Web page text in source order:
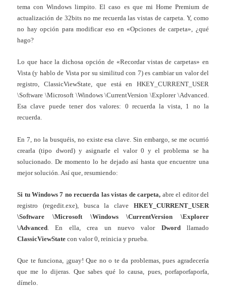
tema con Windows limpito. El caso es que mi Home Premium de
actualización de 32bits no me recuerda las vistas de carpeta. Y, como
no hay opción para modificar eso en «Opciones de carpeta», ¿qué
hago?
Lo que hace la dichosa opción de «Recordar vistas de carpetas» en
Vista (y hablo de Vista por su similitud con 7) es cambiar un valor del
registro, ClassicViewState, que está en HKEY_CURRENT_USER
\Software \Microsoft \Windows \CurrentVersion \Explorer \Advanced.
Esa clave puede tener dos valores: 0 recuerda la vista, 1 no la
recuerda.
En 7, no la busquéis, no existe esa clave. Sin embargo, se me ocurrió
crearla (tipo dword) y asignarle el valor 0 y el problema se ha
solucionado. De momento lo he dejado así hasta que encuentre una
mejor solución. Así que, resumiendo:
Si tu Windows 7 no recuerda las vistas de carpeta, abre el editor del
registro (regedit.exe), busca la clave HKEY_CURRENT_USER
\Software \Microsoft \Windows \CurrentVersion \Explorer
\Advanced . En ella, crea un nuevo valor Dwordllamado
ClassicViewState con valor 0, reinicia y prueba.
Que te funciona, ¡guay! Que no o te da problemas, pues agradecería
que me lo dijeras. Que sabes qué lo causa, pues, porfaporfaporfa,
dímelo.